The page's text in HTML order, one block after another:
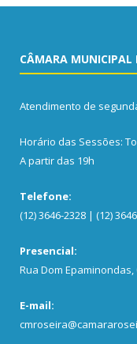
CÂMARA MUNICIPAL
Atendimento de
Horário das Sessões:
A partir das 19h
Telefone:
(12) 3646-2328 | (12)
Presencial:
Rua Dom Epaminondas,
E-mail: